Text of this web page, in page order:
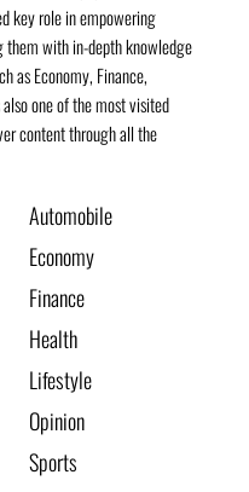
key role in empowering
them with in-depth knowledge
as Economy, Finance,
one of the most visited
content through all the
Automobile
Economy
Finance
Health
Lifestyle
Opinion
Sports